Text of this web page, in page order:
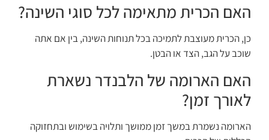
האם הכרית מתאימה לכל סוגי השינה?
כן, הכרית מעוצבת לתמיכה בכל תנוחות השינה, בין אם אתה
שוכב על הגב, הצד או הבטן.
האם הארומה של הלבנדר נשארת
לאורך זמן?
הארומה נשמרת במשך זמן ממושך ותלויה בשימוש ובתחזוקה